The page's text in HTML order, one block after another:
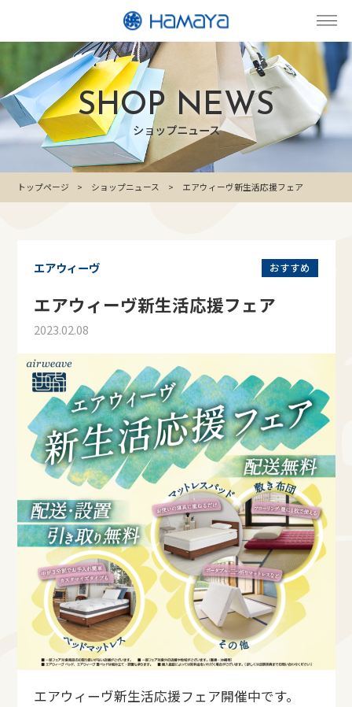
SHOP NEWS
ショップニュース
トップページ ショップニュース エアウィーヴ新生活応援フェア
おすすめ
エアウィーヴ
エアウィーヴ新生活応援フェア
2023.02.08
エアウィーヴ新生活応援フェア開催中です。